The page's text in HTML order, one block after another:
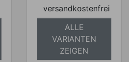
versandkostenfrei
ALLE
VARIANTEN
ZEIGEN